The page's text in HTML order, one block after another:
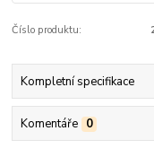
Číslo produktu:
Kompletní specifikace
Komentáře 0